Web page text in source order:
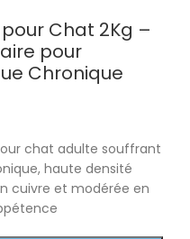
Chat 2Kg –
pour
Chronique
chat adulte souffrant
haute densité
cuivre et modérée en